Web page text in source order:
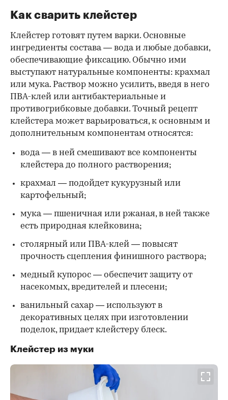
Как сварить клейстер
Клейстер готовят путем варки. Основные
ингредиенты состава — вода и любые добавки,
обеспечивающие фиксацию. Обычно ими
выступают натуральные компоненты: крахмал
или мука. Раствор можно усилить, введя в него
ПВА-клей или антибактериальные и
противогрибковые добавки. Точный рецепт
клейстера может варьироваться, к основным и
дополнительным компонентам относятся:
вода — в ней смешивают все компоненты
клейстера до полного растворения;
крахмал — подойдет кукурузный или
картофельный;
мука — пшеничная или ржаная, в ней также
есть природная клейковина;
столярный или ПВА-клей — повысят
прочность сцепления финишного раствора;
медный купорос — обеспечит защиту от
насекомых, вредителей и плесени;
ванильный сахар — используют в
декоративных целях при изготовлении
поделок, придает клейстеру блеск.
Клейстер из муки